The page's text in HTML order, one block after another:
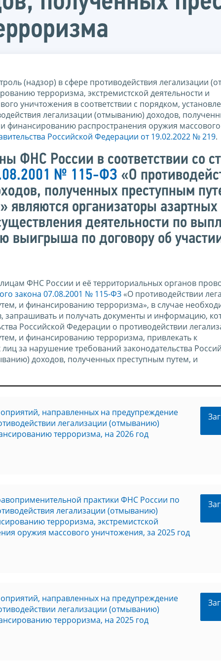
(надзор) в сфере противодействия легализации
терроризма, экстремистской деятельности и
уничтожения в соответствии с порядком,
легализации (отмыванию) доходов,
финансированию распространения оружия массового
Российской Федерации от 19.02.2022 № 219.
ФНС России в соответствии со
№ 115-ФЗ «О
полученных преступным
являются организаторы азартных
деятельности по
выигрыша по договору об
ФНС России и её территориальных органов
закона 07.08.2001 № 115-ФЗ «О противодействии
и финансированию терроризма», в случае
запрашивать и получать документы и информацию,
Российской Федерации о противодействии
и финансированию терроризма, привлекать к
за нарушение требований законодательства
доходов, полученных преступным путем, и
направленных на предупреждение
легализации (отмыванию)
терроризма, на 2026 год
практики ФНС России по
легализации (отмыванию)
терроризма, экстремистской
оружия массового уничтожения, за 2025 год
направленных на предупреждение
легализации (отмыванию)
терроризма, на 2025 год